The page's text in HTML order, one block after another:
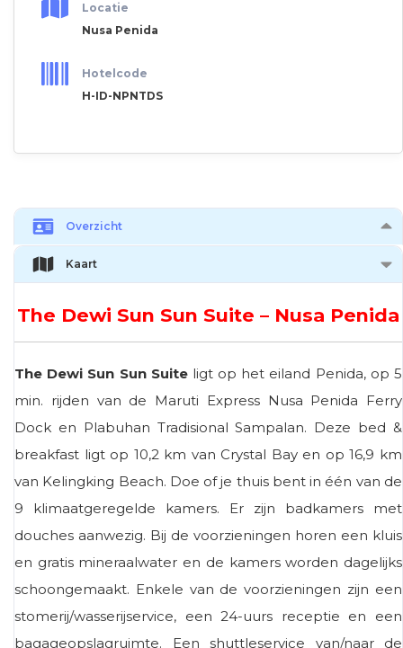
Locatie
Nusa Penida
Hotelcode
H-ID-NPNTDS
Overzicht
Kaart
The Dewi Sun Sun Suite – Nusa Penida
The Dewi Sun Sun Suiteligt op het eiland Penida, op 5
min. rijden van de Maruti Express Nusa Penida Ferry
Dock en Plabuhan Tradisional Sampalan. Deze bed &
breakfast ligt op 10,2 km van Crystal Bay en op 16,9 km
van Kelingking Beach. Doe of je thuis bent in één van de
9 klimaatgeregelde kamers. Er zijn badkamers met
douches aanwezig. Bij de voorzieningen horen een kluis
en gratis mineraalwater en de kamers worden dagelijks
schoongemaakt. Enkele van de voorzieningen zijn een
stomerij/wasserijservice, een 24-uurs receptie en een
bagageopslagruimte. Een shuttleservice van/naar de